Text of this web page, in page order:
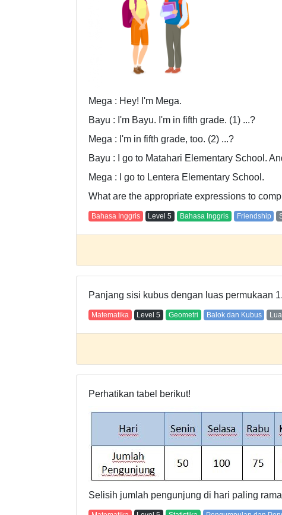
Mega : Hey! I'm Mega.
Bayu : I'm Bayu. I'm in fifth grade. (1) ...?
Mega : I'm in fifth grade, too. (2) ...?
Bayu : I go to Matahari Elementary School.
Mega : I go to Lentera Elementary School.
What are the appropriate expressions to
Bahasa Inggris Level 5 Bahasa Inggris Friendship
Panjang sisi kubus dengan luas permukaan
Matematika Level 5 Geometri Balok dan Kubus
Perhatikan tabel berikut!
Selisih jumlah pengunjung di hari paling